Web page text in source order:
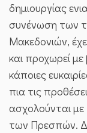
δημιουργίας
συνένωση των
Μακεδονιών,
και προχωρεί
κάποιες
πια τις
ασχολούνται
των Πρεσπών.